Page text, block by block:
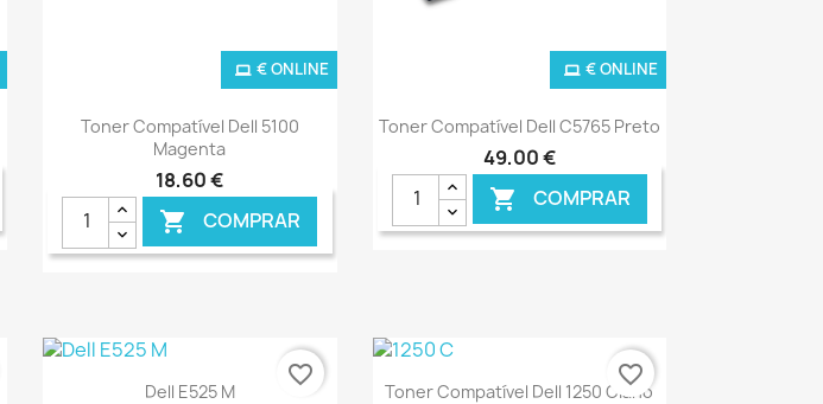
Ver+
Toner Compatível Dell 5100
Magenta
18,60 €
 COMPRAR
€ ONLINE
Ver+
Toner Compatível Dell C5765 Preto
49,00 €
 COMPRAR
€ ONLINE
Ver+
Dell E525 M
favorite_border Ver+
Toner Compatível Dell 1250 Ciano
favorite_border